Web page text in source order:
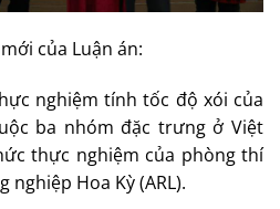
của Luận án:
nghiệm tính tốc độ xói của
ba nhóm đặc trưng ở Việt
thực nghiệm của phòng thí
Hoa Kỳ (ARL).